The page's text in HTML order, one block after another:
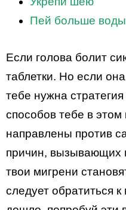
Пей больше воды
Если голова болит
таблетки. Но если
тебе нужна
способов тебе в этом
направлены против
причин, вызывающих
твои мигрени
следует обратиться